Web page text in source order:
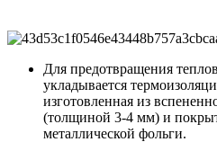
Для предотвращения
укладывается
изготовленная из
(толщиной 3-4 мм) и
металлической фольги.